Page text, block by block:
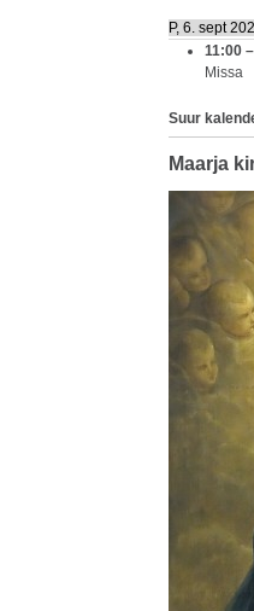
P, 6. sept
11:00 –
Missa
Suur
Maarja